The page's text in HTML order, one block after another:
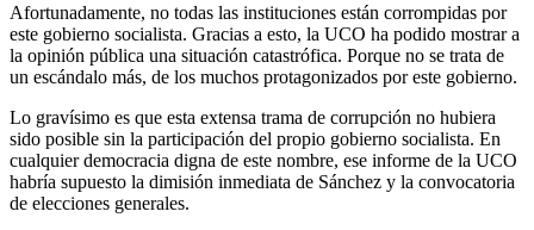
Afortunadamente, no todas las instituciones están corrompidas por
este gobierno socialista. Gracias a esto, la UCO ha podido mostrar a
la opinión pública una situación catastrófica. Porque no se trata de
un escándalo más, de los muchos protagonizados por este gobierno.
Lo gravísimo es que esta extensa trama de corrupción no hubiera
sido posible sin la participación del propio gobierno socialista. En
cualquier democracia digna de este nombre, ese informe de la UCO
habría supuesto la dimisión inmediata de Sánchez y la convocatoria
de elecciones generales.